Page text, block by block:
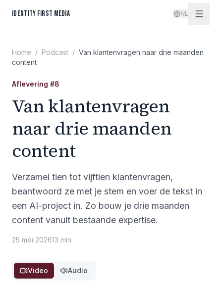
IDENTITY FIRST MEDIA NL
Home / Podcast / Van klantenvragen naar drie maanden
content
Aflevering #8
Van klantenvragen
naar drie maanden
content
Verzamel tien tot vijftien klantenvragen,
beantwoord ze met je stem en voer de tekst in
een AI-project in. Zo bouw je drie maanden
content vanuit bestaande expertise.
25 mei 202613 min
Video Audio